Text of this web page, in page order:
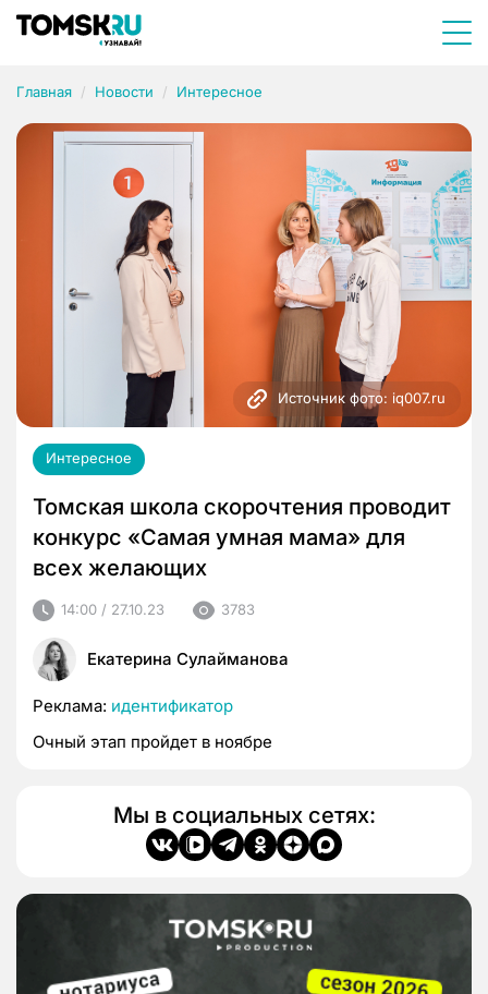
Главная Новости Интересное
Источник фото: iq007.ru
Интересное
Томская школа скорочтения проводит
конкурс «Самая умная мама» для
всех желающих
14:00 / 27.10.23 3783
Екатерина Сулайманова
Реклама: идентификатор
Очный этап пройдет в ноябре
Мы в социальных сетях: